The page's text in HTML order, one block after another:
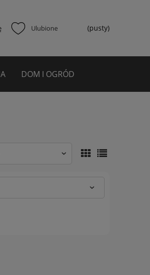
(pusty)
DOM I OGRÓD